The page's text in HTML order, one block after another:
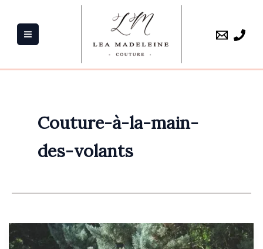
contenu
Couture-à-la-main-
des-volants